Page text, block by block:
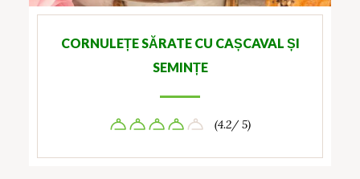
CORNULEȚE SĂRATE CU CAȘCAVAL ȘI
SEMINȚE
(4.2/ 5)